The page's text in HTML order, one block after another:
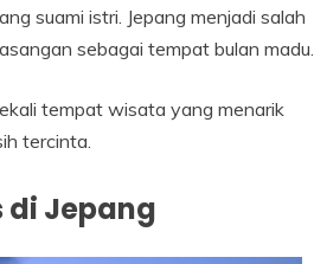
suami istri. Jepang menjadi salah
sebagai tempat bulan madu.
tempat wisata yang menarik
tercinta.
di Jepang